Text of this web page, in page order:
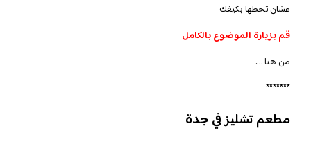
عشان تحطها بكيفك
قم بزيارة الموضوع بالكامل
من هنا….
*******
مطعم تشليز في جدة